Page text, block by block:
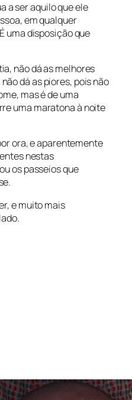
a ser aquilo que ele
em qualquer
uma disposição que
não dá as melhores
dá as piores, pois não
mas é de uma
uma maratona à noite
ora, e aparentemente
nestas
os passeios que
e muito mais